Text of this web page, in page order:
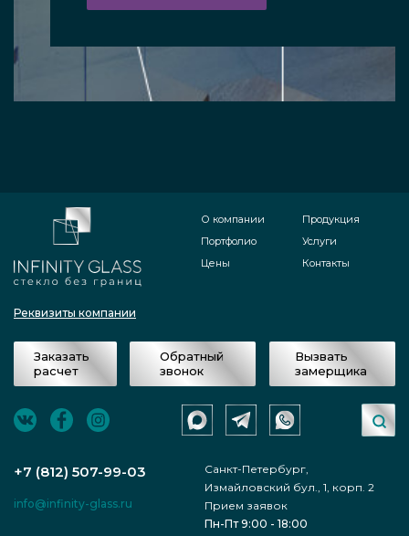
Реквизиты компании
О компании
Портфолио
Цены
Продукция
Услуги
Контакты
Заказать
расчет
Обратный
звонок
Вызвать
замерщика
+7 (812) 507-99-03
Санкт-Петербург,
Измайловский бул., 1, корп. 2
info@infinity-glass.ru
Прием заявок
Пн-Пт 9:00 - 18:00